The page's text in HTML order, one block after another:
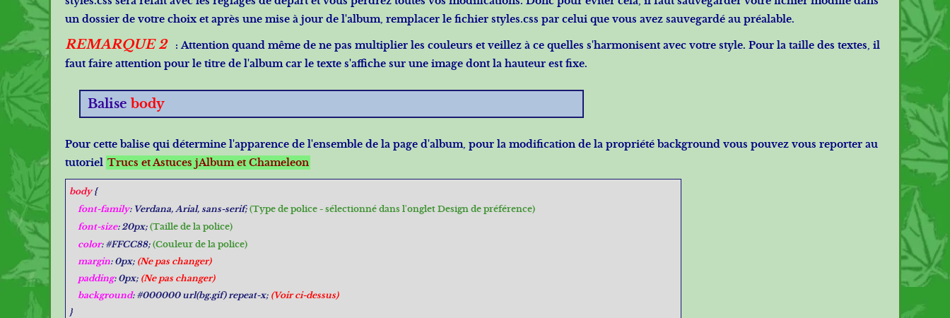
un dossier de votre choix et après une mise à jour de l'album, remplacer le fichier styles.css par celui que vous avez sauvegardé au préalable.
REMARQUE 2: Attention quand même de ne pas multiplier les couleurs et veillez à ce quelles s'harmonisent avec votre style. Pour la taille des textes, il
faut faire attention pour le titre de l'album car le texte s'affiche sur une image dont la hauteur est fixe.
Balise body
Pour cette balise qui détermine l'apparence de l'ensemble de la page d'album, pour la modification de la propriété background vous pouvez vous reporter au
tutoriel Trucs et Astuces jAlbum et Chameleon
body{
font-family: Verdana, Arial, sans-serif; (Type de police - sélectionné dans l'onglet Design de préférence)
font-size: 20px; (Taille de la police)
color: #FFCC88; (Couleur de la police)
margin: 0px; (Ne pas changer)
padding: 0px; (Ne pas changer)
background: #000000 url(bg.gif) repeat-x; (Voir ci-dessus)
}